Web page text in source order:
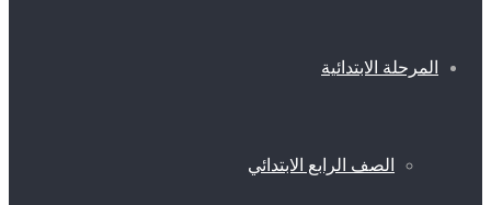
المرحلة الابتدائية
الصف الرابع الابتدائي